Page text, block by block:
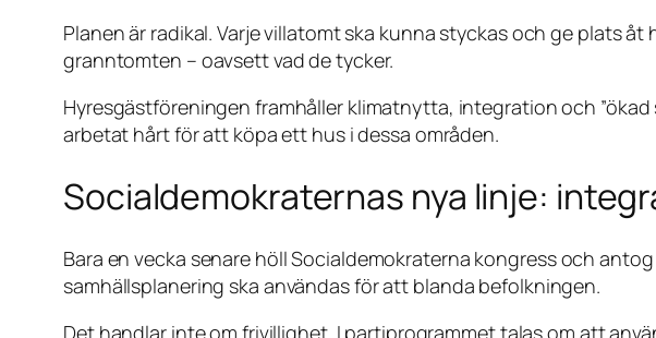
Planen är radikal. Varje villatomt ska kunna styckas och ge plats
granntomten – oavsett vad de tycker.
Hyresgästföreningen framhåller klimatnytta, integration och
arbetat hårt för att köpa ett hus i dessa områden.
Socialdemokraternas nya linje:
Bara en vecka senare höll Socialdemokraterna kongress och
samhällsplanering ska användas för att blanda befolkningen.
Det handlar inte om frivillighet. I partiprogrammet talas om att